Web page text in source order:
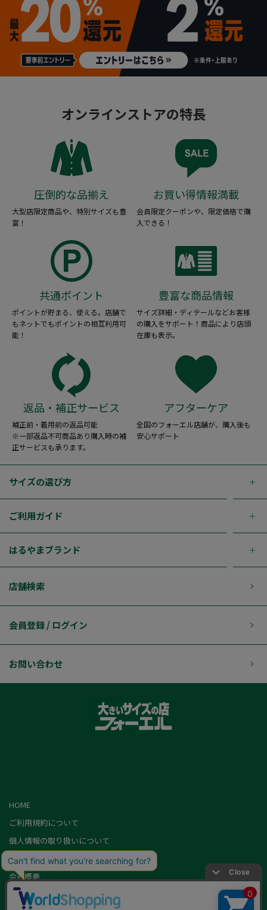
オンラインストアの特長
圧倒的な品揃え
大型店限定商品や、特別サイズも豊
富！
お買い得情報満載
会員限定クーポンや、限定価格で購
入できる！
共通ポイント
ポイントが貯まる、使える。店舗で
もネットでもポイントの相互利用可
能！
豊富な商品情報
サイズ詳細・ディテールなどお客様
の購入をサポート！商品により店頭
在庫も表示。
返品・補正サービス
補正前・着用前の返品可能
※一部返品不可商品あり購入時の補
正サービスも承ります。
アフターケア
全国のフォーエル店舗が、購入後も
安心サポート
サイズの選び方
ご利用ガイド
はるやまブランド
店舗検索
会員登録 / ログイン
お問い合わせ
HOME
ご利用規約について
個人情報の取り扱いについて
特定商取引に基づく表記
会社概要
カード会員（情報変更/ポイント照会）